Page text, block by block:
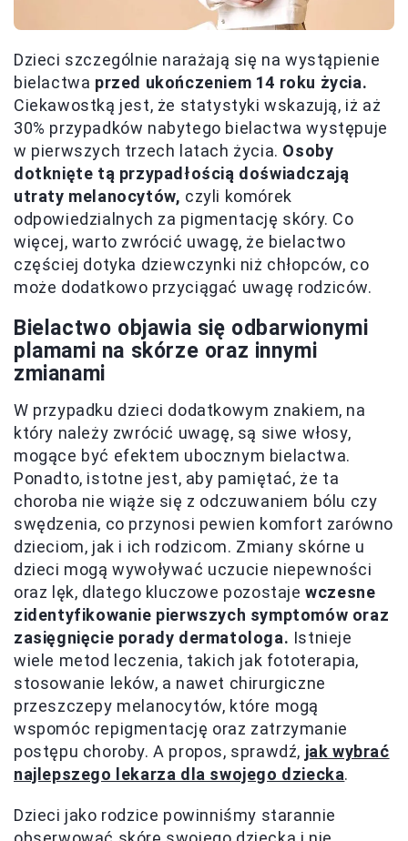
Dzieci szczególnie narażają się na wystąpienie
bielactwa przed ukończeniem 14 roku życia.
Ciekawostką jest, że statystyki wskazują, iż aż
30% przypadków nabytego bielactwa występuje
w pierwszych trzech latach życia. Osoby
dotknięte tą przypadłością doświadczają
utraty melanocytów, czyli komórek
odpowiedzialnych za pigmentację skóry. Co
więcej, warto zwrócić uwagę, że bielactwo
częściej dotyka dziewczynki niż chłopców, co
może dodatkowo przyciągać uwagę rodziców.
Bielactwo objawia się odbarwionymi
plamami na skórze oraz innymi
zmianami
W przypadku dzieci dodatkowym znakiem, na
który należy zwrócić uwagę, są siwe włosy,
mogące być efektem ubocznym bielactwa.
Ponadto, istotne jest, aby pamiętać, że ta
choroba nie wiąże się z odczuwaniem bólu czy
swędzenia, co przynosi pewien komfort zarówno
dzieciom, jak i ich rodzicom. Zmiany skórne u
dzieci mogą wywoływać uczucie niepewności
oraz lęk, dlatego kluczowe pozostajewczesne
zidentyfikowanie pierwszych symptomów oraz
zasięgnięcie porady dermatologa. Istnieje
wiele metod leczenia, takich jak fototerapia,
stosowanie leków, a nawet chirurgiczne
przeszczepy melanocytów, które mogą
wspomóc repigmentację oraz zatrzymanie
postępu choroby. A propos, sprawdź, jak wybrać
najlepszego lekarza dla swojego dziecka.
Dzieci jako rodzice powinniśmy starannie